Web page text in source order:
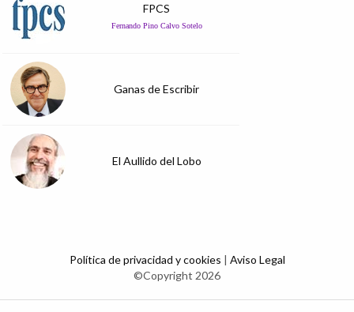
FPCS
Fernando Pino Calvo Sotelo
Ganas de Escribir
El Aullido del Lobo
Política de privacidad y cookies | Aviso Legal
©Copyright 2026